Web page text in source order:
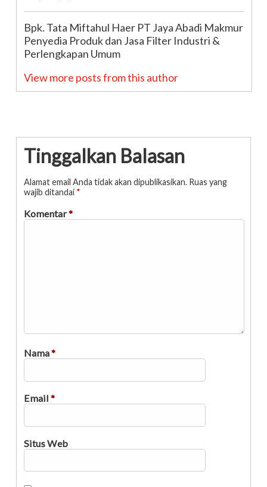
Bpk. Tata Miftahul Haer PT Jaya Abadi Makmur
Penyedia Produk dan Jasa Filter Industri &
Perlengkapan Umum
View more posts from this author
Tinggalkan Balasan
Alamat email Anda tidak akan dipublikasikan. Ruas yang
wajib ditandai *
Komentar*
Nama*
Email *
Situs Web